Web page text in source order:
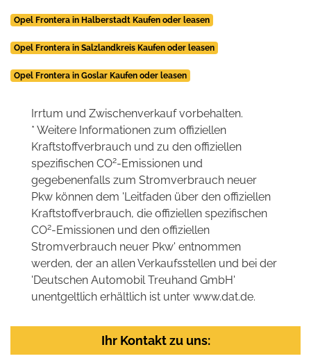
Opel Frontera in Halberstadt Kaufen oder leasen
Opel Frontera in Salzlandkreis Kaufen oder leasen
Opel Frontera in Goslar Kaufen oder leasen
Irrtum und Zwischenverkauf vorbehalten.
* Weitere Informationen zum offiziellen
Kraftstoffverbrauch und zu den offiziellen
spezifischen CO2-Emissionen und
gegebenenfalls zum Stromverbrauch neuer
Pkw können dem 'Leitfaden über den offiziellen
Kraftstoffverbrauch, die offiziellen spezifischen
CO2-Emissionen und den offiziellen
Stromverbrauch neuer Pkw' entnommen
werden, der an allen Verkaufsstellen und bei der
'Deutschen Automobil Treuhand GmbH'
unentgeltlich erhältlich ist unter www.dat.de.
Ihr Kontakt zu uns: